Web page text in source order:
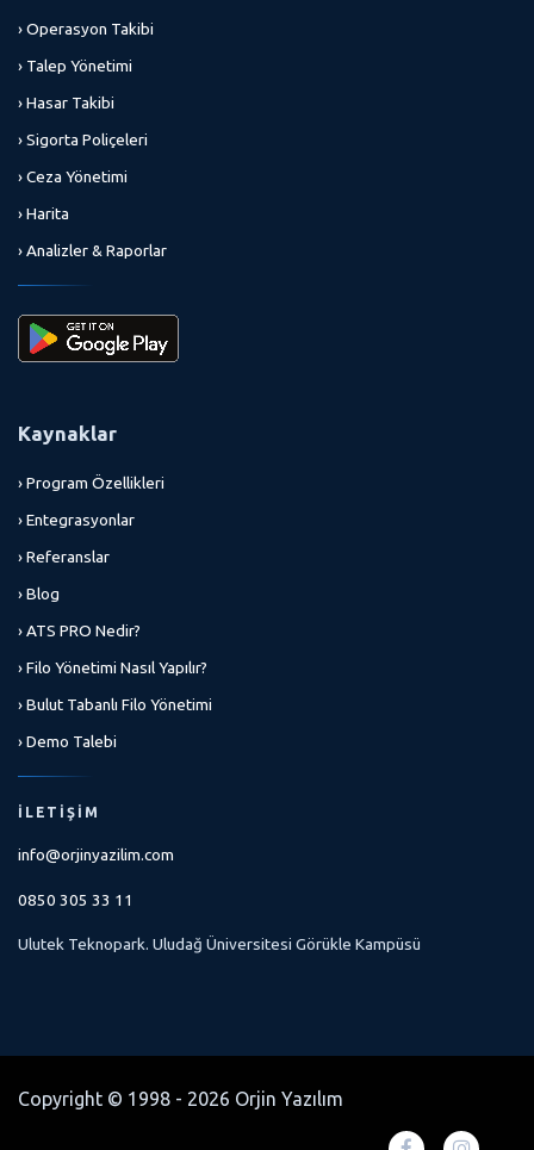
› Operasyon Takibi
› Talep Yönetimi
› Hasar Takibi
› Sigorta Poliçeleri
› Ceza Yönetimi
› Harita
› Analizler & Raporlar
Kaynaklar
› Program Özellikleri
› Entegrasyonlar
› Referanslar
› Blog
› ATS PRO Nedir?
› Filo Yönetimi Nasıl Yapılır?
› Bulut Tabanlı Filo Yönetimi
› Demo Talebi
İLETIŞIM
info@orjinyazilim.com
0850 305 33 11
Ulutek Teknopark. Uludağ Üniversitesi Görükle Kampüsü
Copyright © 1998 - 2026 Orjin Yazılım